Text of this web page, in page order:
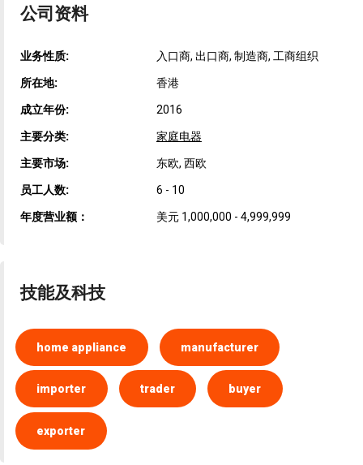
公司资料
业务性质: 入口商, 出口商, 制造商, 工商组织
所在地: 香港
成立年份: 2016
主要分类: 家庭电器
主要市场: 东欧, 西欧
员工人数: 6 - 10
年度营业额： 美元 1,000,000 - 4,999,999
技能及科技
home appliance manufacturer
importer trader buyer
exporter